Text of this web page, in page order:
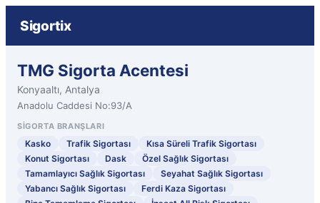
Sigortix
TMG Sigorta Acentesi
Konyaaltı, Antalya
Anadolu Caddesi No:93/A
SIGORTA BRANŞLARI
Kasko Trafik Sigortası
Kısa Süreli Trafik Sigortası
Konut Sigortası
Dask
Özel Sağlık Sigortası
Tamamlayıcı Sağlık Sigortası
Seyahat Sağlık Sigortası
Yabancı Sağlık Sigortası
Ferdi Kaza Sigortası